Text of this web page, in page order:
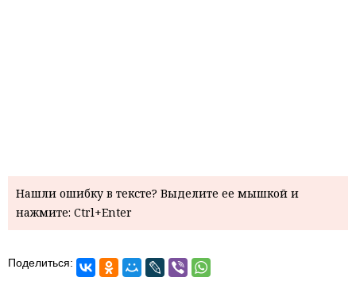
Нашли ошибку в тексте? Выделите ее мышкой и
нажмите: Ctrl+Enter
Поделиться: